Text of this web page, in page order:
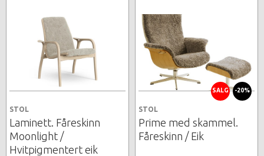
STOL
Laminett. Fåreskinn
Moonlight /
Hvitpigmentert eik
SALG -20%
STOL
Prime med skammel.
Fåreskinn / Eik